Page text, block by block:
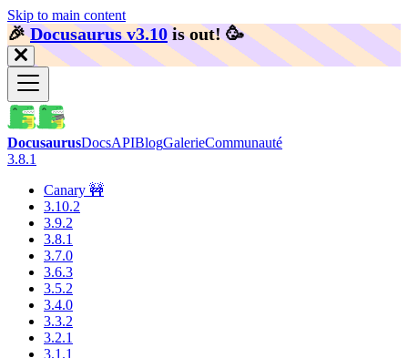
Skip to main content
🎉️Docusaurus v3.10 is out! 🥳️
DocusaurusDocsAPIBlogGalerieCommunauté
3.8.1
Canary 🚧
3.10.2
3.9.2
3.8.1
3.7.0
3.6.3
3.5.2
3.4.0
3.3.2
3.2.1
3.1.1